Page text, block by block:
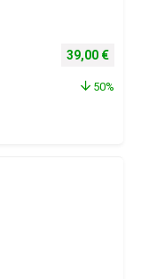
Izvorna
39,00 €
50%